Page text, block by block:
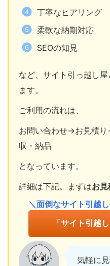
丁寧なヒアリング
柔軟な納期対応
SEOの知見
など、サイト引っ越し
ます。
ご利用の流れは、
お問い合わせ→お見積
収・納品
となっています。
詳細は下記。まずはお見
＼面倒なサイト引越
「サイト引越
気軽に